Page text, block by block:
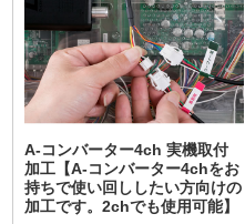
A-コンバーター4ch 実機取付
加工【A-コンバーター4chをお
持ちで使い回ししたい方向けの
加工です。2chでも使用可能】